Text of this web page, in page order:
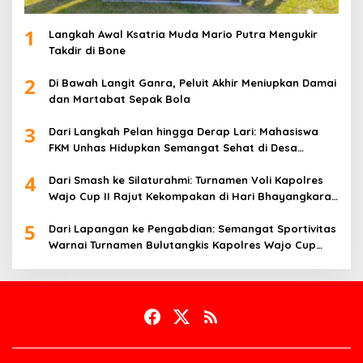
1
Langkah Awal Ksatria Muda Mario Putra Mengukir
Takdir di Bone
2
Di Bawah Langit Ganra, Peluit Akhir Meniupkan Damai
dan Martabat Sepak Bola
3
Dari Langkah Pelan hingga Derap Lari: Mahasiswa
FKM Unhas Hidupkan Semangat Sehat di Desa
4
Dari Smash ke Silaturahmi: Turnamen Voli Kapolres
Wajo Cup II Rajut Kekompakan di Hari Bhayangkara
5
Dari Lapangan ke Pengabdian: Semangat Sportivitas
Warnai Turnamen Bulutangkis Kapolres Wajo Cup